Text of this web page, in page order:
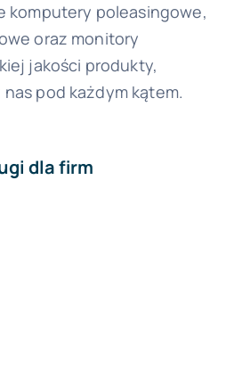
komputery poleasingowe,
oraz monitory
jakości produkty,
pod każdym kątem.
dla firm